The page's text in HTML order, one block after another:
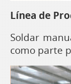
Línea de
Soldar
como parte